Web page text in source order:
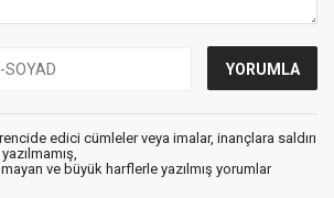
edici cümleler veya imalar, inançlara saldırı
ve büyük harflerle yazılmış yorumlar